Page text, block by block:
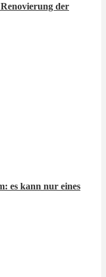
der
es kann nur eines